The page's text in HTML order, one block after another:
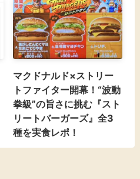
マクドナルド×ストリー
トファイター開幕！“波動
拳級”の旨さに挑む『スト
リートバーガーズ』全3
種を実食レポ！